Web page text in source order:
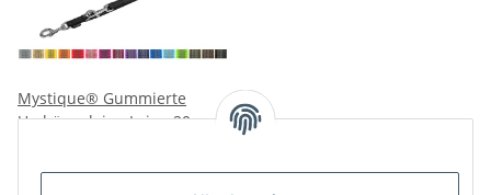
Mystique® Gummierte
Umhängeleine Leine 20mm